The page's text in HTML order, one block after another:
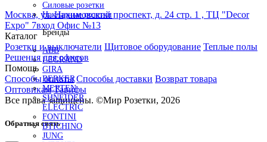
Силовые розетки
Накладные розетки
Бренды
ABB
LEGRAND
GIRA
BERKER
MERTEN
SHNEIDER
ELECTRIC
FONTINI
BTICHINO
JUNG
Москва, ул. Нахимовский проспект, д. 24 стр. 1 , ТЦ "Decor
Expo" 7вход Офис №13
Каталог
Розетки и выключатели Щитовое оборудование Теплые полы
Решения для офисов
Помощь
Способы оплаты Способы доставки Возврат товара
Оптовикам Тарифы
Все права защищены. ©Мир Розетки, 2026
Обратная связь